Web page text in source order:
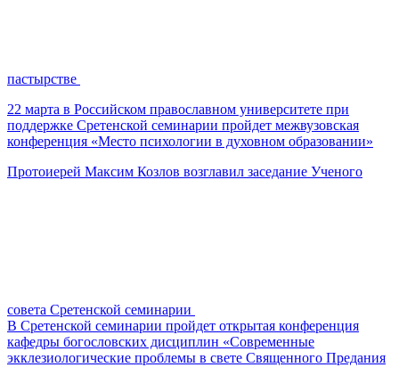
пастырстве
22 марта в Российском православном университете при
поддержке Сретенской семинарии пройдет межвузовская
конференция «Место психологии в духовном образовании»
Протоиерей Максим Козлов возглавил заседание Ученого
совета Сретенской семинарии
В Сретенской семинарии пройдет открытая конференция
кафедры богословских дисциплин «Современные
экклезиологические проблемы в свете Священного Предания